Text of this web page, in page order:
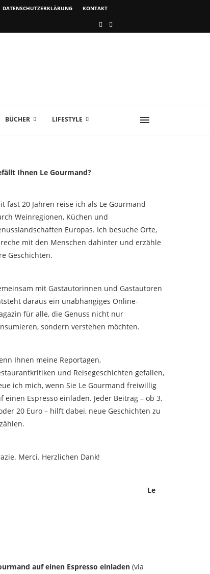
DATENSCHUTZERKLÄRUNG KONTAKT
BÜCHER LIFESTYLE
Ihnen Le Gourmand?
fast 20 Jahren reise ich als Le Gourmand
Weinregionen, Küchen und
Europas. Ich besuche Orte,
mit den Menschen dahinter und erzähle
Geschichten.
mit Gastautorinnen und Gastautoren
daraus ein unabhängiges Online-
für alle, die Genuss nicht nur
sondern verstehen möchten.
Ihnen meine Reportagen,
und Reisegeschichten gefallen,
ich mich, wenn Sie Le Gourmand freiwillig
einen Espresso einladen. Jeder Beitrag – ob 3,
20 Euro – hilft dabei, neue Geschichten zu
Merci. Herzlichen Dank!
Le
auf einen Espresso einladen (via